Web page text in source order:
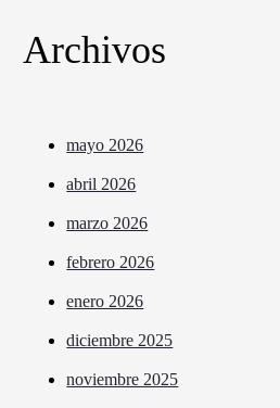
Archivos
mayo 2026
abril 2026
marzo 2026
febrero 2026
enero 2026
diciembre 2025
noviembre 2025